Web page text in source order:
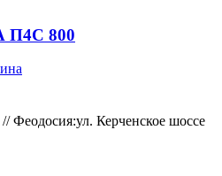
800
Феодосия:ул. Керченское шоссе